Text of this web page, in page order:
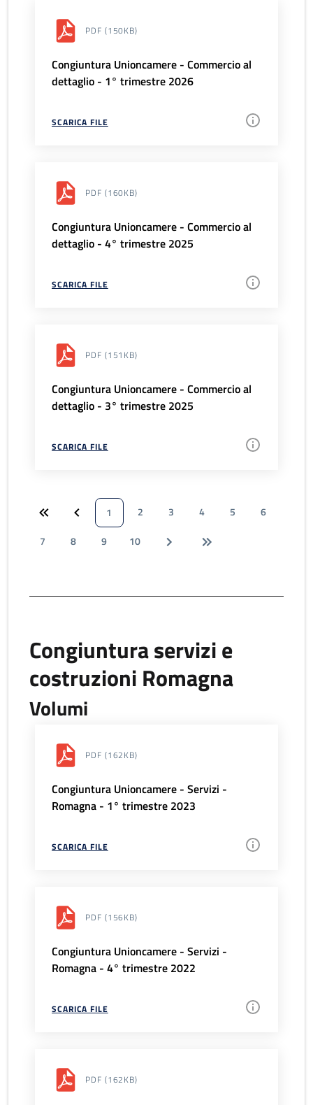
PDF (150KB)
Congiuntura Unioncamere - Commercio al
dettaglio - 1° trimestre 2026
SCARICA FILE
PDF (160KB)
Congiuntura Unioncamere - Commercio al
dettaglio - 4° trimestre 2025
SCARICA FILE
PDF (151KB)
Congiuntura Unioncamere - Commercio al
dettaglio - 3° trimestre 2025
SCARICA FILE
1 2 3 4 5
6
7
8 9 10
Congiuntura servizi e
costruzioni Romagna
Volumi
PDF (162KB)
Congiuntura Unioncamere - Servizi -
Romagna - 1° trimestre 2023
SCARICA FILE
PDF (156KB)
Congiuntura Unioncamere - Servizi -
Romagna - 4° trimestre 2022
SCARICA FILE
PDF (162KB)